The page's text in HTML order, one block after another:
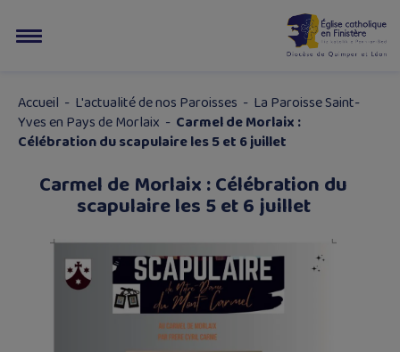
Accueil - L'actualité de nos Paroisses - La Paroisse Saint-
Yves en Pays de Morlaix - Carmel de Morlaix :
Célébration du scapulaire les 5 et 6 juillet
Carmel de Morlaix : Célébration du
scapulaire les 5 et 6 juillet